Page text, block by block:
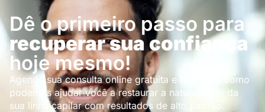
Dê o primeiro passo para
recuperar sua confiança
hoje mesmo!
Agende sua consulta online gratuita e descubra como
podemos ajudar você a restaurar a naturalidade da
sua linha capilar com resultados de alto padrão.